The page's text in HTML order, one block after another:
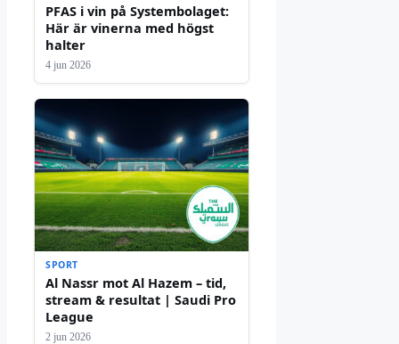
PFAS i vin på Systembolaget:
Här är vinerna med högst
halter
4 jun 2026
SPORT
Al Nassr mot Al Hazem – tid,
stream & resultat | Saudi Pro
League
2 jun 2026